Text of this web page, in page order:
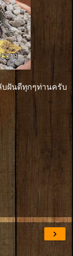
ฝันดีทุกๆท่านครับ
›